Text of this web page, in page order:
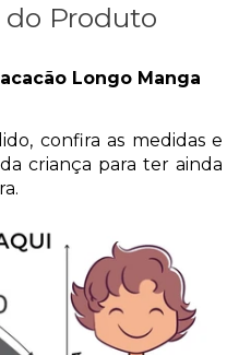
Produto
Longo Manga
confira as medidas e
criança para ter ainda